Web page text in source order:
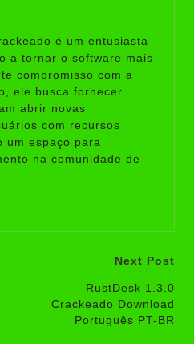
é um entusiasta
a tornar o software mais
compromisso com a
ele busca fornecer
abrir novas
com recursos
um espaço para
na comunidade de
Next Post
RustDesk 1.3.0
Crackeado Download
Português PT-BR